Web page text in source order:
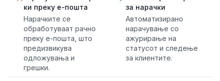
ки преку е-пошта
Нарачките се
обработуваат рачно
преку е-пошта, што
предизвикува
одложувања и
грешки.
за нарачки
Автоматизирано
нарачување со
ажурирање на
статусот и следење
за клиентите.